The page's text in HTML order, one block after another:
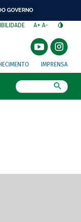
GOVERNO
A+ A-
IMPRENSA